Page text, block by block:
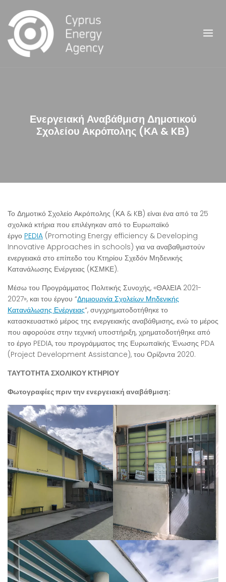
content
Ενεργειακή Αναβάθμιση Δημοτικού
Σχολείου Ακρόπολης (ΚΑ & KΒ)
Το Δημοτικό Σχολείο Ακρόπολης (ΚΑ & KΒ) είναι ένα από τα 25
σχολικά κτήρια που επιλέγηκαν από το Ευρωπαϊκό
έργο PEDIA (Promoting Energy efficiency & Developing
Innovative Approaches in schools) για να αναβαθμιστούν
ενεργειακά στο επίπεδο του Κτηρίου Σχεδόν Μηδενικής
Κατανάλωσης Ενέργειας (ΚΣΜΚΕ).
Μέσω του Προγράμματος Πολιτικής Συνοχής, «ΘΑλΕΙΑ 2021-
2027», και του έργου “Δημιουργία Σχολείων Μηδενικής
Κατανάλωσης Ενέργειας“, συγχρηματοδοτήθηκε το
κατασκευαστικό μέρος της ενεργειακής αναβάθμισης, ενώ το μέρος
που αφορούσε στην τεχνική υποστήριξη, χρηματοδοτήθηκε από
το έργο PEDIA, του προγράμματος της Ευρωπαϊκής Ένωσης PDA
(Project Development Assistance), του Ορίζοντα 2020.
ΤΑΥΤΟΤΗΤΑ ΣΧΟΛΙΚΟΥ ΚΤΗΡΙΟΥ
Φωτογραφίες πριν την ενεργειακή αναβάθμιση: